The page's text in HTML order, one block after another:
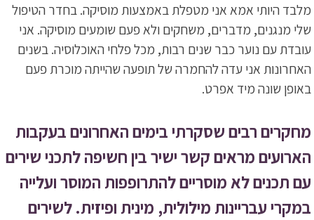
מלבד היותי אמא אני מטפלת באמצעות מוסיקה. בחדר הטיפול
שלי מנגנים, מדברים, משחקים ולא פעם שומעים מוסיקה. אני
עובדת עם נוער כבר שנים רבות, מכל פלחי האוכלוסיה. בשנים
האחרונות אני עדה להחמרה של תופעה שהייתה מוכרת פעם
באופן שונה מיד אפרט.
מחקרים רבים שסקרתי בימים האחרונים בעקבות
הארועים מראים קשר ישיר בין חשיפה לתכני שירים
עם תכנים לא מוסריים להתרופפות המוסר ועלייה
במקרי עבריינות מילולית, מינית ופיזית. לשירים